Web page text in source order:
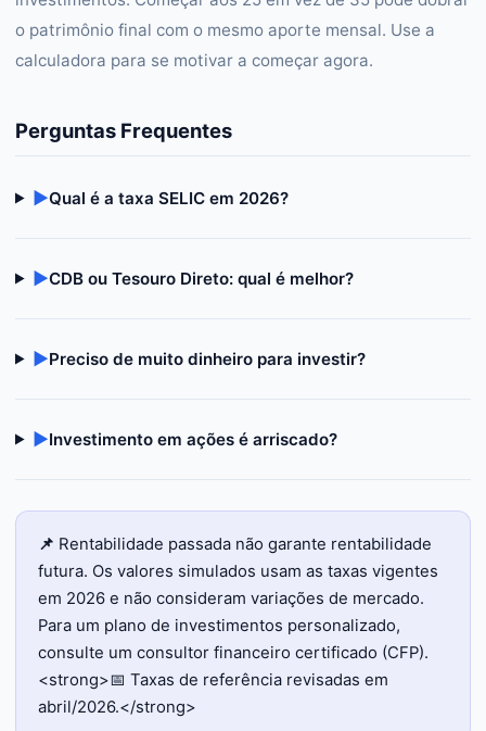
o patrimônio final com o mesmo aporte mensal. Use a
calculadora para se motivar a começar agora.
Perguntas Frequentes
▶Qual é a taxa SELIC em 2026?
▶CDB ou Tesouro Direto: qual é melhor?
▶Preciso de muito dinheiro para investir?
▶Investimento em ações é arriscado?
📌 Rentabilidade passada não garante rentabilidade
futura. Os valores simulados usam as taxas vigentes
em 2026 e não consideram variações de mercado.
Para um plano de investimentos personalizado,
consulte um consultor financeiro certificado (CFP).
<strong>📅 Taxas de referência revisadas em
abril/2026.</strong>